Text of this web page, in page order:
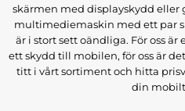
skärmen med displayskydd
multimediemaskin med ett par
är i stort sett oändliga. För oss är
ett skydd till mobilen, för oss är
titt i vårt sortiment och hitta
din